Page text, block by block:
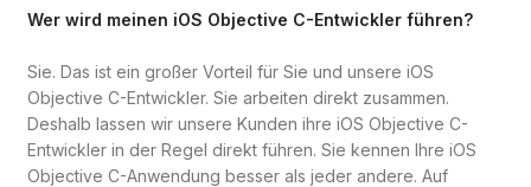
Wer wird meinen iOS Objective C-Entwickler führen?
Sie. Das ist ein großer Vorteil für Sie und unsere iOS
Objective C-Entwickler. Sie arbeiten direkt zusammen.
Deshalb lassen wir unsere Kunden ihre iOS Objective C-
Entwickler in der Regel direkt führen. Sie kennen Ihre iOS
Objective C-Anwendung besser als jeder andere. Auf